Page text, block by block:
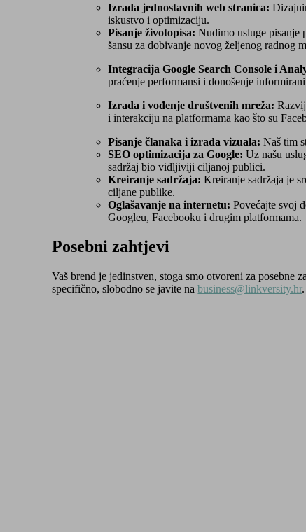
Izrada jednostavnih web stranica:
iskustvo i optimizaciju.
Pisanje životopisa:Nudimo usluge pisanje
šansu za dobivanje novog željenog radnog
Integracija Google Search Console i
praćenje performansi i donošenje
Izrada i vođenje društvenih mreža:
i interakciju na platformama kao što su
Pisanje članaka i izrada vizuala: Naš tim
SEO optimizacija za Google: Uz našu
sadržaj bio vidljiviji ciljanoj publici.
Kreiranje sadržaja: Kreiranje sadržaja je
ciljane publike.
Oglašavanje na internetu: Povećajte svoj
Googleu, Facebooku i drugim platformama.
Posebni zahtjevi
Vaš brend je jedinstven, stoga smo otvoreni za
specifično, slobodno se javite nabusiness@linkversity.hr